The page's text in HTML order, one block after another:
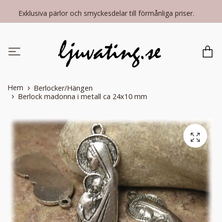
Exklusiva pärlor och smyckesdelar till förmånliga priser.
Hem
Berlocker/Hängen
Berlock madonna i metall ca 24x10 mm